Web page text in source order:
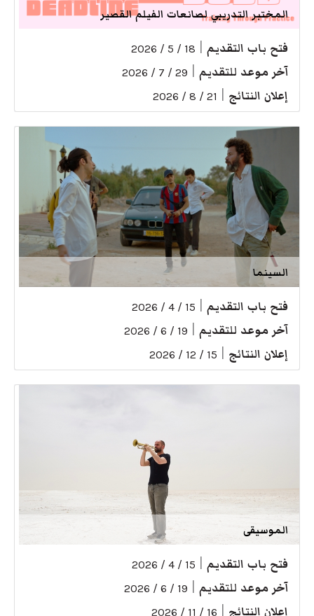
المختبر التدريبي لصانعات الفيلم القصير
فتح باب التقديم 18 / 5 / 2026
آخر موعد للتقديم 29 / 7 / 2026
إعلان النتائج 21 / 8 / 2026
السينما
فتح باب التقديم 15 / 4 / 2026
آخر موعد للتقديم 19 / 6 / 2026
إعلان النتائج 15 / 12 / 2026
الموسيقى
فتح باب التقديم 15 / 4 / 2026
آخر موعد للتقديم 19 / 6 / 2026
إعلان النتائج 16 / 11 / 2026